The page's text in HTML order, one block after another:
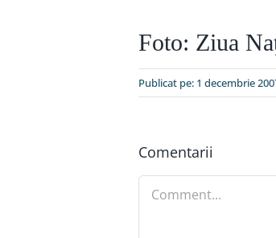
Foto: Ziua
Publicat pe: 1 decembrie
Comentarii
Comment